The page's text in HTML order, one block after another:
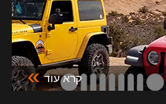
קרא עוד »